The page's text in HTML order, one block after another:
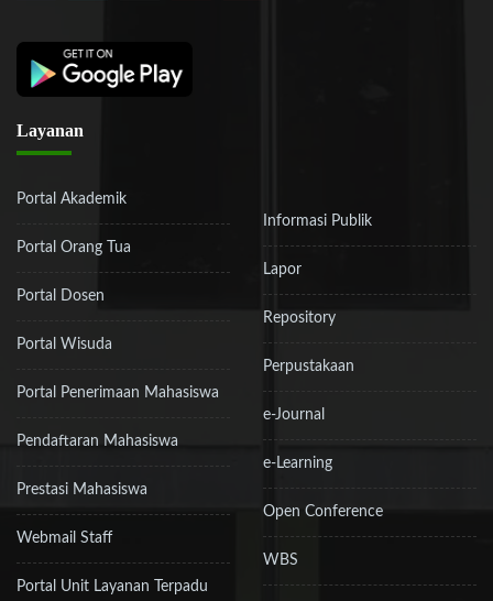
Layanan
Portal Akademik
Portal Orang Tua
Portal Dosen
Portal Wisuda
Portal Penerimaan Mahasiswa
Pendaftaran Mahasiswa
Prestasi Mahasiswa
Webmail Staff
Portal Unit Layanan Terpadu
Informasi Publik
Lapor
Repository
Perpustakaan
e-Journal
e-Learning
Open Conference
WBS